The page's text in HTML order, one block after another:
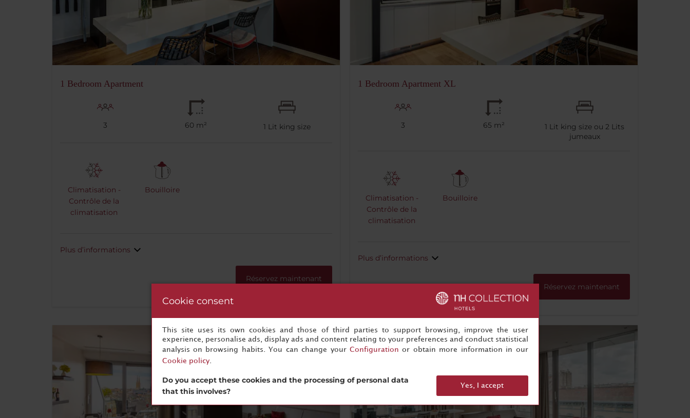
1 Bedroom Apartment
3 60 m² 1 Lit king size
Climatisation -
Contrôle de la
climatisation
Bouilloire
Plus d’informations
Réservez maintenant
1 Bedroom Apartment XL
3 65 m² 1 Lit king size ou2 Lits
jumeaux
Climatisation -
Contrôle de la
climatisation
Bouilloire
Plus d’informations
Réservez maintenant
Cookie consent
This site uses its own cookies and those of third parties to support browsing, improve the user
experience, personalise ads, display ads and content relating to your preferences and conduct statistical
analysis on browsing habits. You can change your Configuration or obtain more information in our
Cookie policy.
Do you accept these cookies and the processing of personal data
that this involves?
Yes, I accept